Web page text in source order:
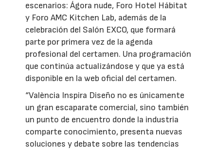
escenarios: Ágora nude, Foro Hotel Hábitat
y Foro AMC Kitchen Lab, además de la
celebración del Salón EXCO, que formará
parte por primera vez de la agenda
profesional del certamen. Una programación
que continúa actualizándose y que ya está
disponible en la web oficial del certamen.
“València Inspira Diseño no es únicamente
un gran escaparate comercial, sino también
un punto de encuentro donde la industria
comparte conocimiento, presenta nuevas
soluciones y debate sobre las tendencias